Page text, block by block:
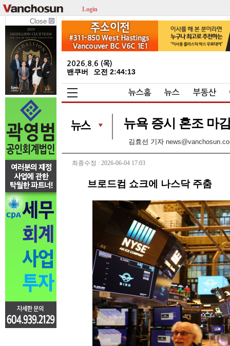
Login
Close
2026.8.6 (목)
밴쿠버 오전 2:44:13
뉴스홈 뉴스 부동산
뉴욕 증시 혼조 마
김효선 기자
최종수정 : 2026-06-04 17:03
브로드컴 쇼크에 나스닥 주춤